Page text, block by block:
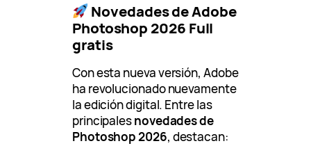
Novedades de Adobe
Photoshop 2026 Full
gratis
Con esta nueva versión, Adobe
ha revolucionado nuevamente
la edición digital. Entre las
principalesnovedades de
Photoshop 2026, destacan: